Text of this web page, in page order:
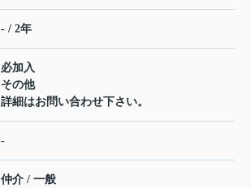
- / 2年
必加入
その他
詳細はお問い合わせ下さい。
-
仲介 / 一般